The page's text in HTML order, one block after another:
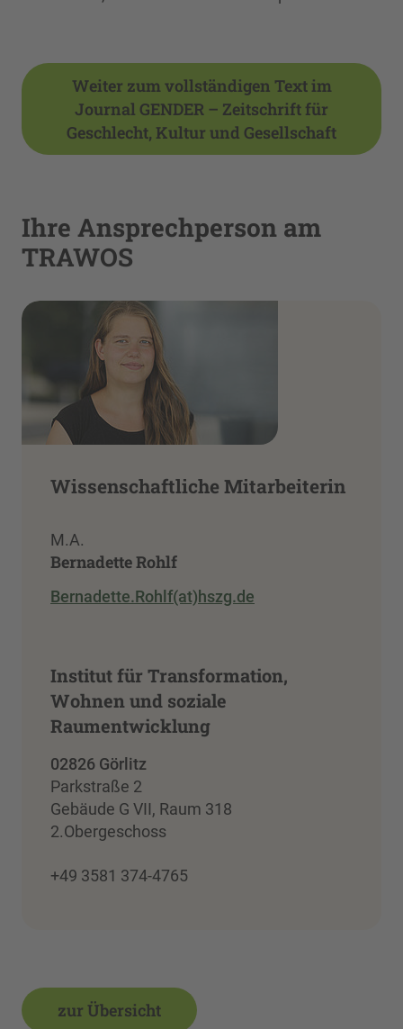
Weiter zum vollständigen Text im
Journal GENDER – Zeitschrift für
Geschlecht, Kultur und Gesellschaft
Ihre Ansprechperson am
TRAWOS
Wissenschaftliche Mitarbeiterin
M.A.
Bernadette Rohlf
Bernadette.Rohlf(at)hszg.de
Institut für Transformation,
Wohnen und soziale
Raumentwicklung
02826 Görlitz
Parkstraße 2
Gebäude G VII, Raum 318
2.Obergeschoss
+49 3581 374-4765
zur Übersicht